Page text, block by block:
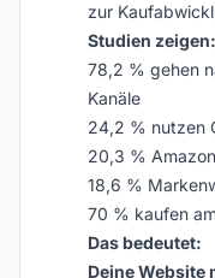
zur
Studien zeigen:
78,2 % gehen
Kanäle
24,2 % nutzen
20,3 % Amazon
18,6 %
70 % kaufen
Das bedeutet:
Deine Website